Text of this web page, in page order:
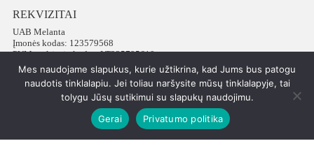
REKVIZITAI
UAB Melanta
Įmonės kodas: 123579568
PVM mokėtojo kodas: LT235795610
Adresas: Vokiečių g. 16, LT-01130 Vilnius
Telefonas: +37065672540
Visos teisės saugomos © 2026 PatiPati
Mes naudojame slapukus, kurie užtikrina, kad Jums bus patogu
naudotis tinklalapiu. Jei toliau naršysite mūsų tinklalapyje, tai
tolygu Jūsų sutikimui su slapukų naudojimu.
Gerai
Privatumo politika